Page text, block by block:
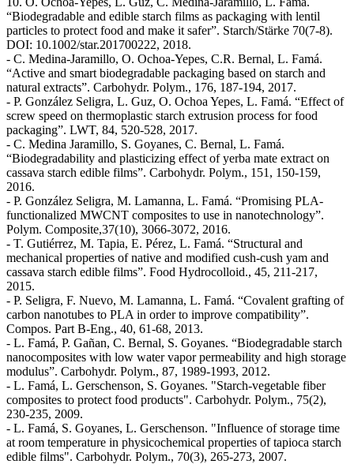
“Biodegradable and edible starch films as packaging with lentil
particles to protect food and make it safer”. Starch/Stärke 70(7-8).
DOI: 10.1002/star.201700222, 2018.
- C. Medina-Jaramillo, O. Ochoa-Yepes, C.R. Bernal, L. Famá.
“Active and smart biodegradable packaging based on starch and
natural extracts”. Carbohydr. Polym., 176, 187-194, 2017.
- P. González Seligra, L. Guz, O. Ochoa Yepes, L. Famá. “Effect of
screw speed on thermoplastic starch extrusion process for food
packaging”. LWT, 84, 520-528, 2017.
- C. Medina Jaramillo, S. Goyanes, C. Bernal, L. Famá.
“Biodegradability and plasticizing effect of yerba mate extract on
cassava starch edible films”. Carbohydr. Polym., 151, 150-159,
2016.
- P. González Seligra, M. Lamanna, L. Famá. “Promising PLA-
functionalized MWCNT composites to use in nanotechnology”.
Polym. Composite,37(10), 3066-3072, 2016.
- T. Gutiérrez, M. Tapia, E. Pérez, L. Famá. “Structural and
mechanical properties of native and modified cush-cush yam and
cassava starch edible films”. Food Hydrocolloid., 45, 211-217,
2015.
- P. Seligra, F. Nuevo, M. Lamanna, L. Famá. “Covalent grafting of
carbon nanotubes to PLA in order to improve compatibility”.
Compos. Part B-Eng., 40, 61-68, 2013.
- L. Famá, P. Gañan, C. Bernal, S. Goyanes. “Biodegradable starch
nanocomposites with low water vapor permeability and high storage
modulus”. Carbohydr. Polym., 87, 1989-1993, 2012.
- L. Famá, L. Gerschenson, S. Goyanes. "Starch-vegetable fiber
composites to protect food products". Carbohydr. Polym., 75(2),
230-235, 2009.
- L. Famá, S. Goyanes, L. Gerschenson. "Influence of storage time
at room temperature in physicochemical properties of tapioca starch
edible films". Carbohydr. Polym., 70(3), 265-273, 2007.